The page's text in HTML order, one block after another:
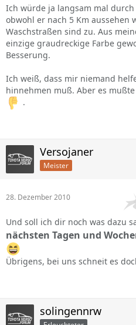
Ich würde ja langsam mal
obwohl er nach 5 Km aussehen
Waschstraßen sind zu. Aus
einzige graudreckige Farbe
Besserung.
Ich weiß, dass mir niemand
hinnehmen muß. Aber es
.
Versojaner
Meister
28. Dezember 2010
Und soll ich dir noch was dazu
nächsten Tagen und
Übrigens, bei uns schneit es
solingennrw